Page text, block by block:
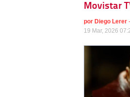
Movistar
por Diego Lerer -
19 Mar, 2026